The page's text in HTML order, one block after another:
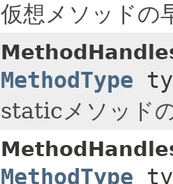
仮想メソッドの
MethodType
staticメソッド
MethodType